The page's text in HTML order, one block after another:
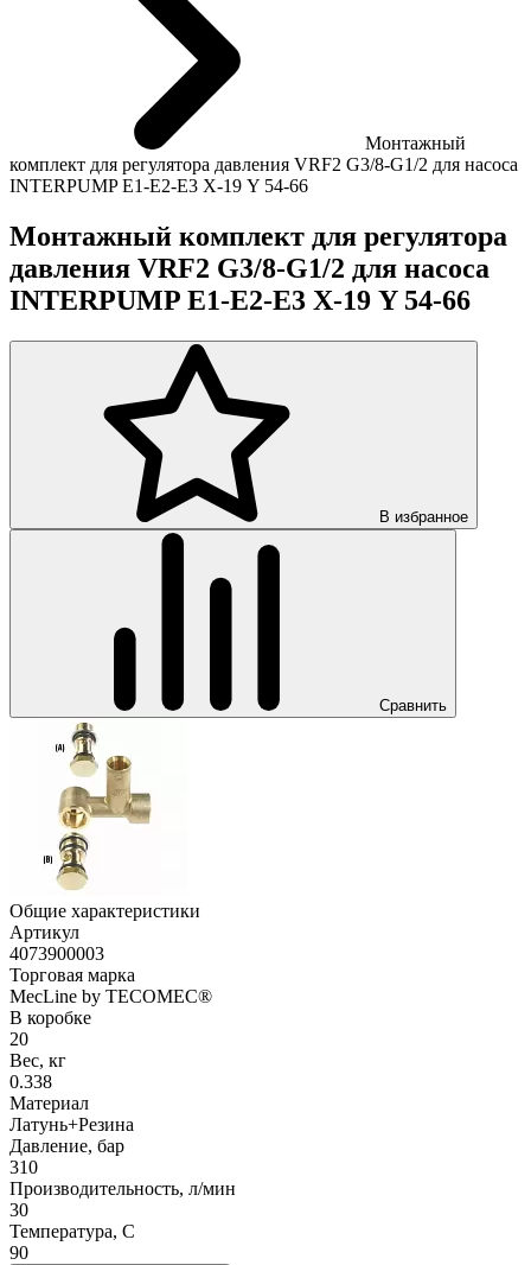
Монтажный
комплект для регулятора давления VRF2 G3/8-G1/2 для насоса
INTERPUMP E1-E2-E3 Х-19 Y 54-66
Монтажный комплект для регулятора
давления VRF2 G3/8-G1/2 для насоса
INTERPUMP E1-E2-E3 Х-19 Y 54-66
В избранное
Сравнить
Общие характеристики
Артикул
4073900003
Торговая марка
MecLine by TECOMEC®
В коробке
20
Вес, кг
0.338
Материал
Латунь+Резина
Давление, бар
310
Производительность, л/мин
30
Температура, C
90